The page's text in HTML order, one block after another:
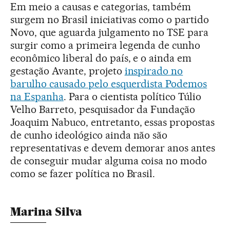
Em meio a causas e categorias, também
surgem no Brasil iniciativas como o partido
Novo, que aguarda julgamento no TSE para
surgir como a primeira legenda de cunho
econômico liberal do país, e o ainda em
gestação Avante, projeto inspirado no
barulho causado pelo esquerdista Podemos
na Espanha. Para o cientista político Túlio
Velho Barreto, pesquisador da Fundação
Joaquim Nabuco, entretanto, essas propostas
de cunho ideológico ainda não são
representativas e devem demorar anos antes
de conseguir mudar alguma coisa no modo
como se fazer política no Brasil.
Marina Silva